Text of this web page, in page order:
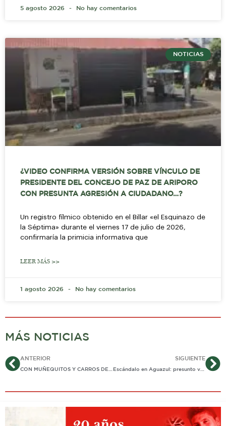
5 agosto 2026 No hay comentarios
NOTICIAS
¿VIDEO CONFIRMA VERSIÓN SOBRE VÍNCULO DE
PRESIDENTE DEL CONCEJO DE PAZ DE ARIPORO
CON PRESUNTA AGRESIÓN A CIUDADANO…?
Un registro fílmico obtenido en el Billar «el Esquinazo de
la Séptima» durante el viernes 17 de julio de 2026,
confirmaría la primicia informativa que
LEER MÁS >>
1 agosto 2026 No hay comentarios
MÁS NOTICIAS
AntANTERIOR SIGUIENTE
Escándalo en Aguazul: presunto veedor de salud agredió a regente de farmacia.